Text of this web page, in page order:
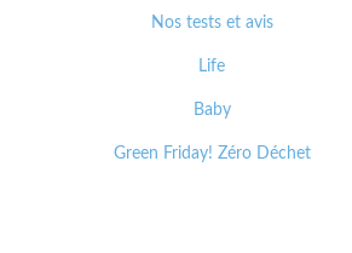
Nos tests et avis
Life
Baby
Green Friday! Zéro Déchet